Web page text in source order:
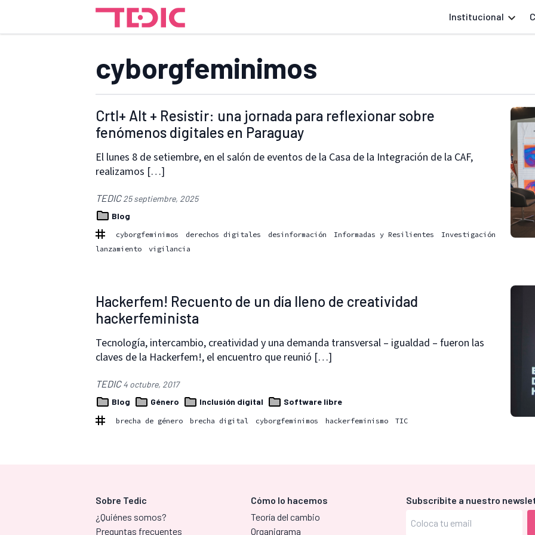
Institucional
cyborgfeminimos
Crtl+ Alt + Resistir: una jornada para reflexionar sobre
fenómenos digitales en Paraguay
El lunes 8 de setiembre, en el salón de eventos de la Casa de la Integración de la CAF,
realizamos […]
TEDIC25 septiembre, 2025
Blog
cyborgfeminimos derechos digitales desinformación Informadas y Resilientes
Investigación
lanzamiento
vigilancia
Hackerfem! Recuento de un día lleno de creatividad
hackerfeminista
Tecnología, intercambio, creatividad y una demanda transversal – igualdad – fueron las
claves de la Hackerfem!, el encuentro que reunió […]
TEDIC4 octubre, 2017
Blog
Género Inclusión digital Software libre
brecha de género brecha digital cyborgfeminimos hackerfeminismo TIC
Sobre Tedic
¿Quiénes somos?
Preguntas frecuentes
Cómo lo hacemos
Teoría del cambio
Organigrama
Subscríbite a nuestro